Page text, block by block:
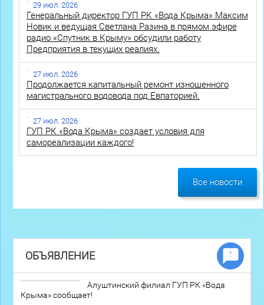
29 июл. 2026
Генеральный директор ГУП РК «Вода Крыма» Максим
Новик и ведущая Светлана Разина в прямом эфире
радио «Спутник в Крыму» обсудили работу
Предприятия в текущих реалиях.
27 июл. 2026
Продолжается капитальный ремонт изношенного
магистрального водовода под Евпаторией.
27 июл. 2026
ГУП РК «Вода Крыма» создает условия для
самореализации каждого!
Все новости
ОБЪЯВЛЕНИЕ
Алуштинский филиал ГУП РК «Вода
Крыма» сообщает!